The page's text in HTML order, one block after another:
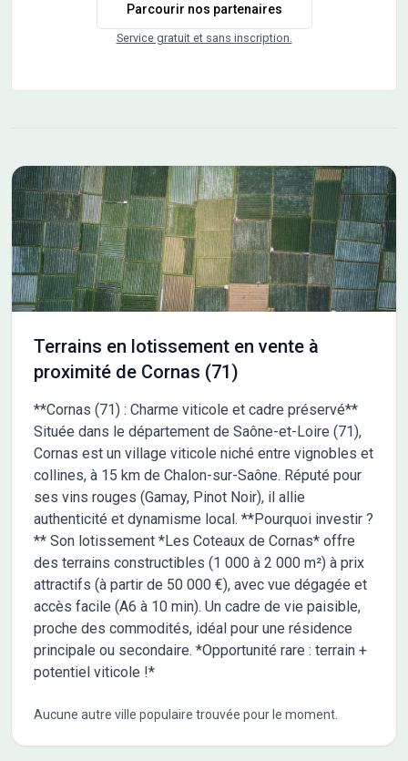
Parcourir nos partenaires
Service gratuit et sans inscription.
Terrains en lotissement en vente à
proximité de Cornas (71)
**Cornas (71) : Charme viticole et cadre préservé**
Située dans le département de Saône-et-Loire (71),
Cornas est un village viticole niché entre vignobles et
collines, à 15 km de Chalon-sur-Saône. Réputé pour
ses vins rouges (Gamay, Pinot Noir), il allie
authenticité et dynamisme local. **Pourquoi investir ?
** Son lotissement *Les Coteaux de Cornas* offre
des terrains constructibles (1 000 à 2 000 m²) à prix
attractifs (à partir de 50 000 €), avec vue dégagée et
accès facile (A6 à 10 min). Un cadre de vie paisible,
proche des commodités, idéal pour une résidence
principale ou secondaire. *Opportunité rare : terrain +
potentiel viticole !*
Aucune autre ville populaire trouvée pour le moment.